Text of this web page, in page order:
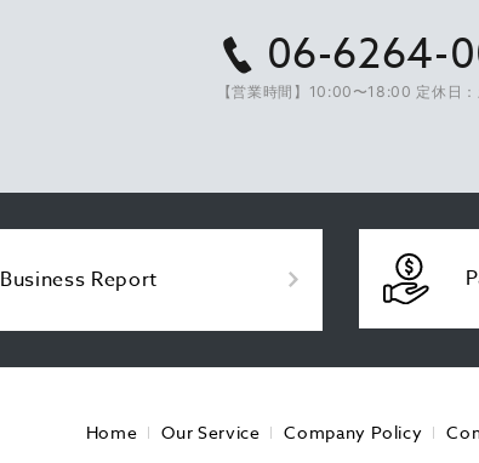
06-6264-
【営業時間】10:00〜18:00 定休日
Business Report
Home Our Service Company Policy